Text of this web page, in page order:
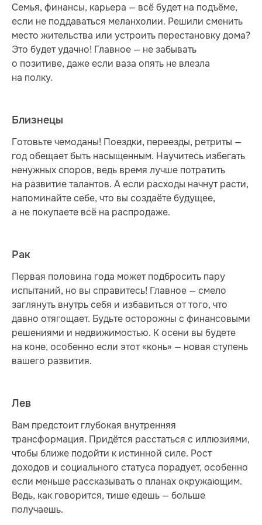
Семья, финансы, карьера — всё будет на подъёме,
если не поддаваться меланхолии. Решили сменить
место жительства или устроить перестановку дома?
Это будет удачно! Главное — не забывать
о позитиве, даже если ваза опять не влезла
на полку.
Близнецы
Готовьте чемоданы! Поездки, переезды, ретриты —
год обещает быть насыщенным. Научитесь избегать
ненужных споров, ведь время лучше потратить
на развитие талантов. А если расходы начнут расти,
напоминайте себе, что вы создаёте будущее,
а не покупаете всё на распродаже.
Рак
Первая половина года может подбросить пару
испытаний, но вы справитесь! Главное — смело
заглянуть внутрь себя и избавиться от того, что
давно отягощает. Будьте осторожны с финансовыми
решениями и недвижимостью. К осени вы будете
на коне, особенно если этот «конь» — новая ступень
вашего развития.
Лев
Вам предстоит глубокая внутренняя
трансформация. Придётся расстаться с иллюзиями,
чтобы ближе подойти к истинной силе. Рост
доходов и социального статуса порадует, особенно
если меньше рассказывать о планах окружающим.
Ведь, как говорится, тише едешь — больше
получаешь.